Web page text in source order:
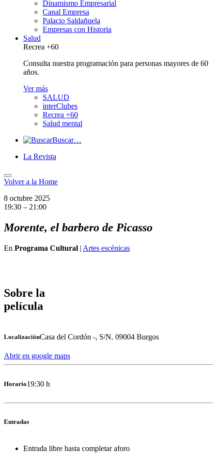
Dinamismo Empresarial
Canal Empresa
Palacio Saldañuela
Empresas con Historia
Salud
Recrea +60
Consulta nuestra programación para personas mayores de 60
años.
Ver más
SALUD
interClubes
Recrea +60
Salud mental
Buscar…
La Revista
Volver a la Home
8 octubre 2025
19:30 – 21:00
Morente, el barbero de Picasso
En Programa Cultural | Artes escénicas
Sobre la
película
LocalizaciónCasa del Cordón -, S/N. 09004 Burgos
Abrir en google maps
Horario19:30 h
Entradas
Entrada libre hasta completar aforo